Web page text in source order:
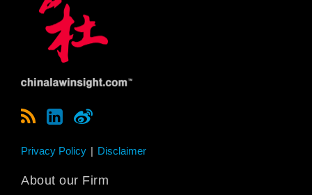
Privacy Policy Disclaimer
About our Firm